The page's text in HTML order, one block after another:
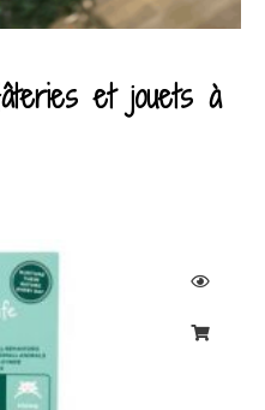
et jouets à